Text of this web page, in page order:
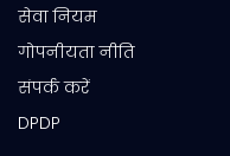
सेवा नियम
गोपनीयता नीति
संपर्क करें
DPDP